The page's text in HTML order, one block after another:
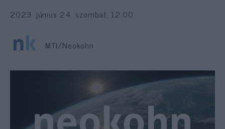
2023. június 24. szombat, 12:00
MTI/Neokohn